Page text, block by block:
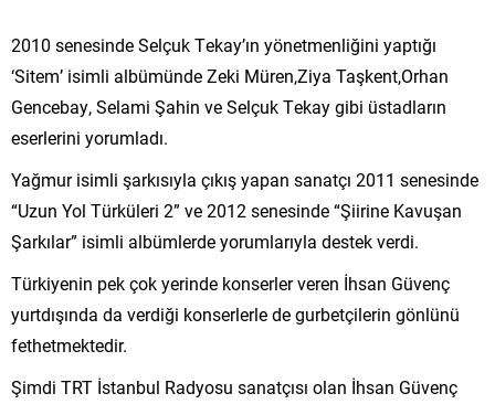
2010 senesinde Selçuk Tekay’ın yönetmenliğini yaptığı
‘Sitem’ isimli albümünde Zeki Müren,Ziya Taşkent,Orhan
Gencebay, Selami Şahin ve Selçuk Tekay gibi üstadların
eserlerini yorumladı.
Yağmur isimli şarkısıyla çıkış yapan sanatçı 2011 senesinde
“Uzun Yol Türküleri 2” ve 2012 senesinde “Şiirine Kavuşan
Şarkılar” isimli albümlerde yorumlarıyla destek verdi.
Türkiyenin pek çok yerinde konserler veren İhsan Güvenç
yurtdışında da verdiği konserlerle de gurbetçilerin gönlünü
fethetmektedir.
Şimdi TRT İstanbul Radyosu sanatçısı olan İhsan Güvenç